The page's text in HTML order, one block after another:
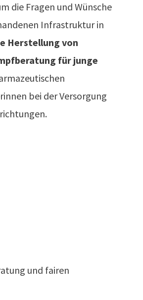
die Fragen und Wünsche
Infrastruktur in
Herstellung von
für junge
bei der Versorgung
und fairen